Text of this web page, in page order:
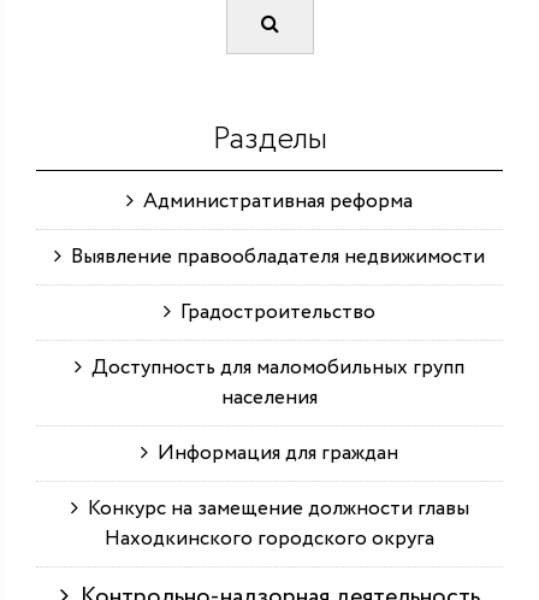
Разделы
Административная реформа
Выявление правообладателя недвижимости
Градостроительство
Доступность для маломобильных групп
населения
Информация для граждан
Конкурс на замещение должности главы
Находкинского городского округа